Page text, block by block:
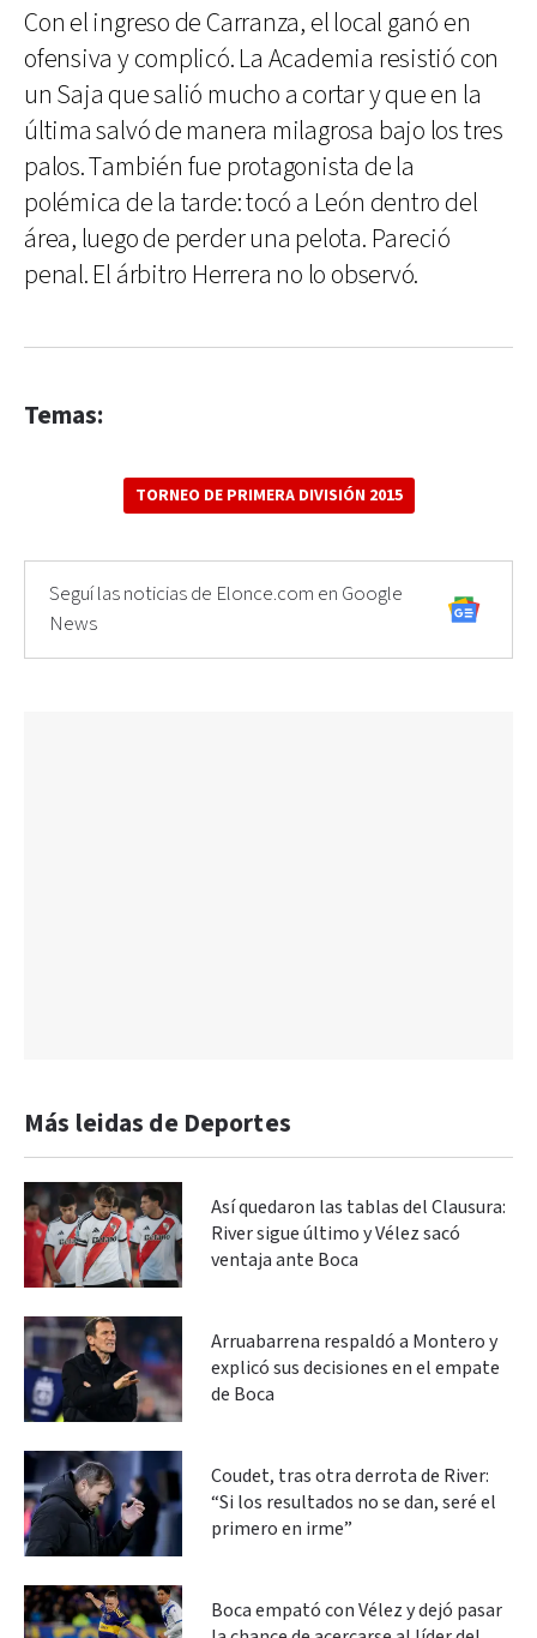
Con el ingreso de Carranza, el local ganó en
ofensiva y complicó. La Academia resistió con
un Saja que salió mucho a cortar y que en la
última salvó de manera milagrosa bajo los tres
palos. También fue protagonista de la
polémica de la tarde: tocó a León dentro del
área, luego de perder una pelota. Pareció
penal. El árbitro Herrera no lo observó.
Temas:
TORNEO DE PRIMERA DIVISIÓN 2015
Seguí las noticias de Elonce.com en Google
News
Más leidas de Deportes
Así quedaron las tablas del Clausura:
River sigue último y Vélez sacó
ventaja ante Boca
Arruabarrena respaldó a Montero y
explicó sus decisiones en el empate
de Boca
Coudet, tras otra derrota de River:
“Si los resultados no se dan, seré el
primero en irme”
Boca empató con Vélez y dejó pasar